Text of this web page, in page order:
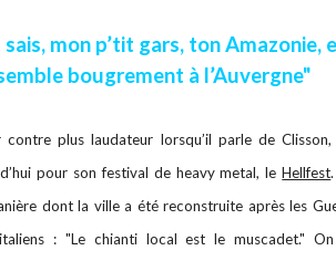
mon p’tit gars, ton Amazonie,
bougrement à l’Auvergne"
contre plus laudateur lorsqu’il parle de
pour son festival de heavy metal, leHellfest
dont la ville a été reconstruite après les
: "Le chianti local est le muscadet."